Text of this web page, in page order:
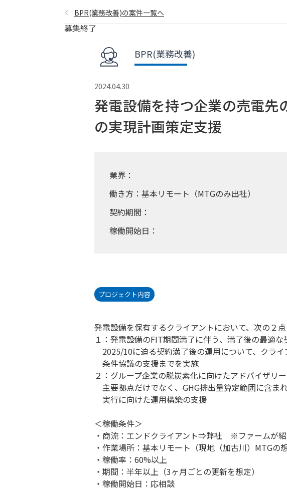
BPR(業務改善)の案件一覧へ
募集終了
BPR(業務改善)
2024.04.30
発電設備を持つ企業の売電先
の実現計画策定支援
業界：
働き方：基本リモート（MTGのみ出社）
契約期間：
稼働開始日：
プロジェクト内容
発電設備を保有するクライアントにおいて、次の２点
１：発電設備のFIT期間満了に伴う、満了後の最適
2025/10に迫る契約満了後の運用について、クライ
条件協議の支援までを実施
２：グループ企業の脱炭素化に向けたアドバイザリ
主要拠点だけでなく、GHG排出量算定範囲に含ま
実行に向けた運用構築の支援
＜稼働条件＞
・商流：エンドクライアント⇒弊社 ※ファームが
・作業場所：基本リモート（現地（加古川）MTGの想
・稼働率：60%以上
・期間：半年以上（3ヶ月ごとの更新を想定）
・稼働開始日：応相談